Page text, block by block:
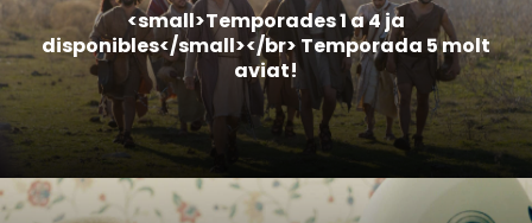
<small>Temporades 1 a 4 ja
disponibles</small></br> Temporada 5 molt
aviat!